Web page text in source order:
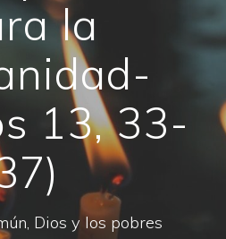
la
13, 33-
Dios y los pobres